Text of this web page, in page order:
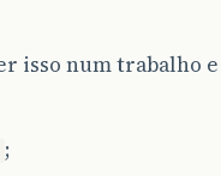
isso num trabalho e
;